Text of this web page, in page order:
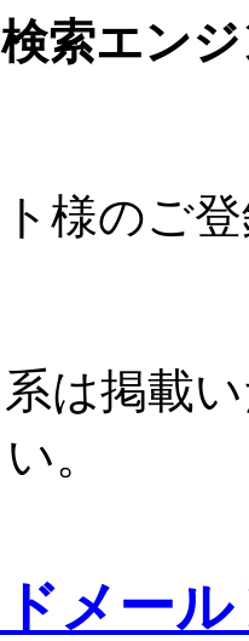
索エン
のご登
掲載い
。
メー